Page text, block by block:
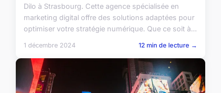
Dilo à Strasbourg. Cette agence spécialisée en
marketing digital offre des solutions adaptées pour
optimiser votre stratégie numérique. Que ce soit à...
1 décembre 2024 12 min de lecture →